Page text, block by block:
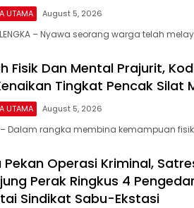
UTAMA August 5, 2026
– Nyawa seorang warga telah
Fisik Dan Mental Prajurit,
Tingkat Pencak Silat
UTAMA August 5, 2026
Dalam rangka membina kemampuan
Pekan Operasi Kriminal,
Perak Ringkus 4
Sindikat Sabu-Ekstasi